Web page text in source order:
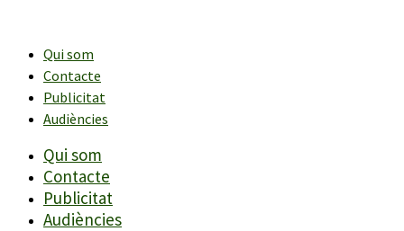
contingutQui som
Contacte
Publicitat
Audiències
Qui som
Contacte
Publicitat
Audiències